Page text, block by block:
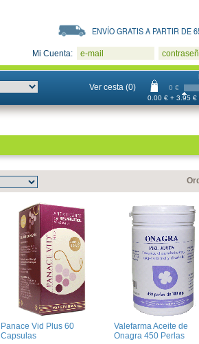
ENVÍO GRATIS A PARTIR DE
Mi Cuenta: e-mail
Ver cesta (0) 0 €
0.00 € + 3.95 €
Panace Vid Plus 60
Capsulas
Valefarma Aceite de
Onagra 450 Perlas